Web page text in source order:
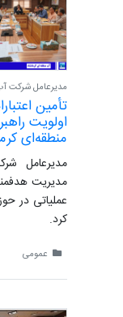
مدیرعامل شرکت
تأمین
اولویت
منطقه‌ای
مدیرعامل
مدیریت
عملیاتی در
کرد.
عمومی